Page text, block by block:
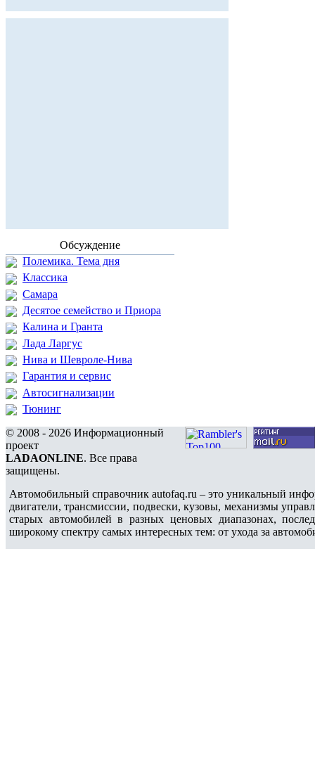
Обсуждение
Полемика. Тема дня
Классика
Самара
Десятое семейство и Приора
Калина и Гранта
Лада Ларгус
Нива и Шевроле-Нива
Гарантия и сервис
Автосигнализации
Тюнинг
© 2008 - 2026 Информационный
проект
LADAONLINE. Все права
защищены.
Автомобильный справочник autofaq.ru – это уникальный
двигатели, трансмиссии, подвески, кузовы, механизмы
старых автомобилей в разных ценовых диапазонах,
широкому спектру самых интересных тем: от ухода за